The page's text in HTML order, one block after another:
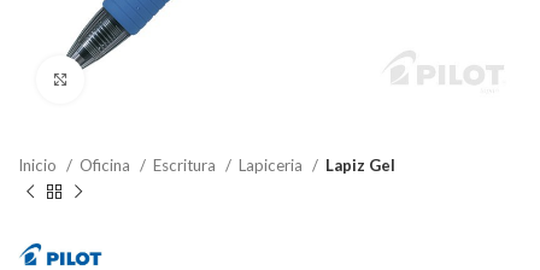
Inicio Oficina Escritura Lapiceria Lapiz Gel